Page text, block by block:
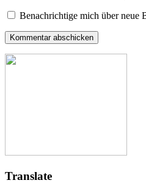
Benachrichtige mich über neue
Translate